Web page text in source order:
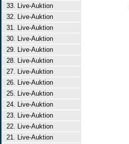
33. Live-Auktion
32. Live-Auktion
31. Live-Auktion
30. Live-Auktion
29. Live-Auktion
28. Live-Auktion
27. Live-Auktion
26. Live-Auktion
25. Live-Auktion
24. Live-Auktion
23. Live-Auktion
22. Live-Auktion
21. Live-Auktion